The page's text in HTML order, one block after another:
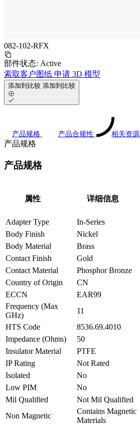
082-102-RFX
部件状态: Active
索取客户图纸 申请 3D 模型
添加到比较 添加到比较
产品规格 产品合规性 相关资源
产品规格
产品规格
属性 详细信息
Adapter Type
In-Series
Body Finish
Nickel
Body Material
Brass
Contact Finish
Gold
Contact Material
Phosphor Bronze
Country of Origin
CN
ECCN
EAR99
Frequency (Max
GHz)
11
HTS Code
8536.69.4010
Impedance (Ohms)
50
Insulator Material
PTFE
IP Rating
Not Rated
Isolated
No
Low PIM
No
Mil Qualified
Not Mil Qualified
Non Magnetic
Contains Magnetic
Materials